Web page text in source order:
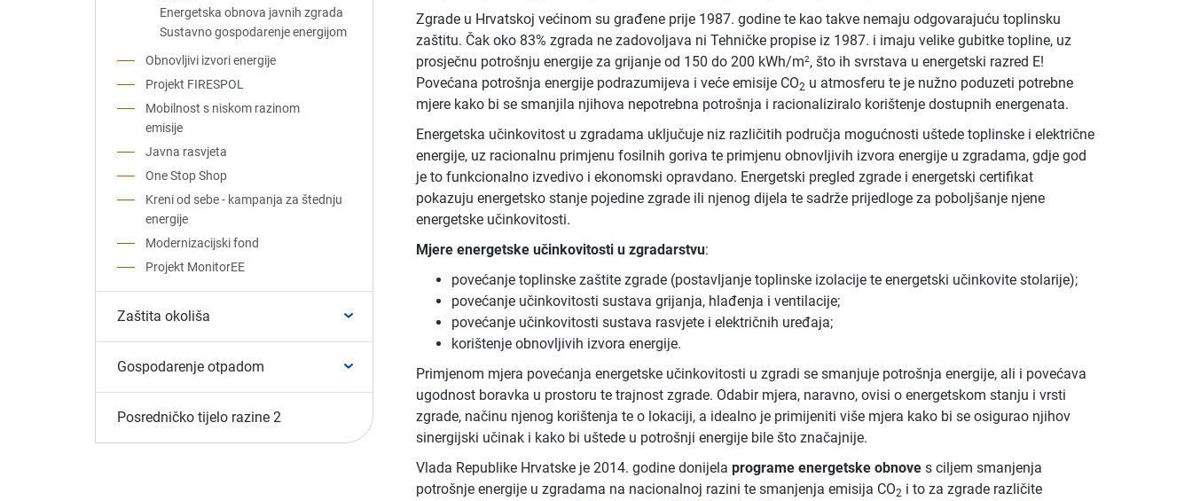
Energetska obnova javnih zgrada
Sustavno gospodarenje energijom
Obnovljivi izvori energije
Projekt FIRESPOL
Mobilnost s niskom razinom
emisije
Javna rasvjeta
One Stop Shop
Kreni od sebe - kampanja za štednju
energije
Modernizacijski fond
Projekt MonitorEE
Zaštita okoliša
Gospodarenje otpadom
Posredničko tijelo razine 2
Zgrade u Hrvatskoj većinom su građene prije 1987. godine te kao takve nemaju odgovarajuću toplinsku
zaštitu. Čak oko 83% zgrada ne zadovoljava ni Tehničke propise iz 1987. i imaju velike gubitke topline, uz
prosječnu potrošnju energije za grijanje od 150 do 200 kWh/m2, što ih svrstava u energetski razred E!
Povećana potrošnja energije podrazumijeva i veće emisije CO2 u atmosferu te je nužno poduzeti potrebne
mjere kako bi se smanjila njihova nepotrebna potrošnja i racionaliziralo korištenje dostupnih energenata.
Energetska učinkovitost u zgradama uključuje niz različitih područja mogućnosti uštede toplinske i električne
energije, uz racionalnu primjenu fosilnih goriva te primjenu obnovljivih izvora energije u zgradama, gdje god
je to funkcionalno izvedivo i ekonomski opravdano. Energetski pregled zgrade i energetski certifikat
pokazuju energetsko stanje pojedine zgrade ili njenog dijela te sadrže prijedloge za poboljšanje njene
energetske učinkovitosti.
Mjere energetske učinkovitosti u zgradarstvu:
povećanje toplinske zaštite zgrade (postavljanje toplinske izolacije te energetski učinkovite stolarije);
povećanje učinkovitosti sustava grijanja, hlađenja i ventilacije;
povećanje učinkovitosti sustava rasvjete i električnih uređaja;
korištenje obnovljivih izvora energije.
Primjenom mjera povećanja energetske učinkovitosti u zgradi se smanjuje potrošnja energije, ali i povećava
ugodnost boravka u prostoru te trajnost zgrade. Odabir mjera, naravno, ovisi o energetskom stanju i vrsti
zgrade, načinu njenog korištenja te o lokaciji, a idealno je primijeniti više mjera kako bi se osigurao njihov
sinergijski učinak i kako bi uštede u potrošnji energije bile što značajnije.
Vlada Republike Hrvatske je 2014. godine donijela programe energetske obnoves ciljem smanjenja
potrošnje energije u zgradama na nacionalnoj razini te smanjenja emisija CO2 i to za zgrade različite